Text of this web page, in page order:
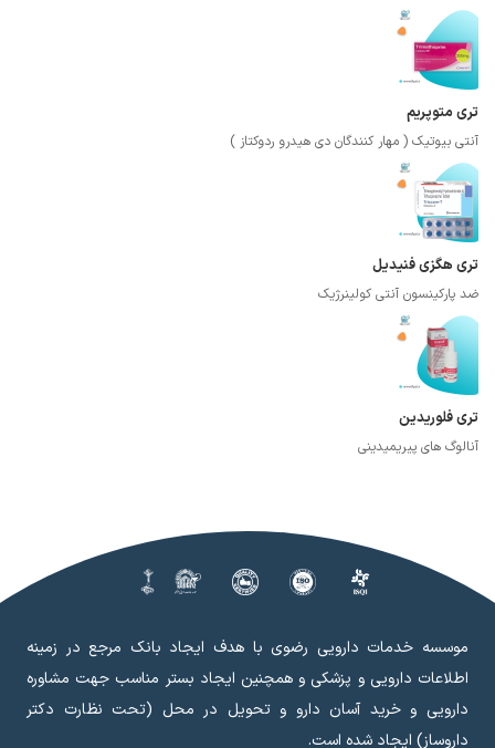
تری متوپریم
آنتی بیوتیک ( مهار کنندگان دی هیدرو ردوکتاز )
تری هگزی فنیدیل
ضد پارکینسون آنتی کولینرژیک
تری فلوریدین
آنالوگ های پیریمیدینی
موسسه خدمات دارویی رضوی با هدف ایجاد بانک مرجع در زمینه
اطلاعات دارویی و پزشکی و همچنین ایجاد بستر مناسب جهت مشاوره
دارویی و خرید آسان دارو و تحویل در محل (تحت نظارت دکتر
داروساز) ایجاد شده است.